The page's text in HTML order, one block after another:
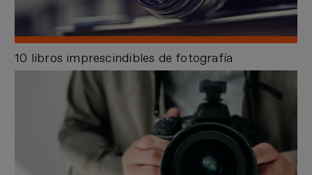
10 libros imprescindibles de fotografía